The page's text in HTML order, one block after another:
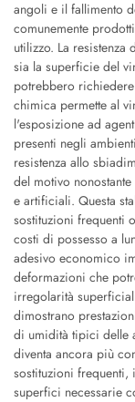
angoli e il fallimento
comunemente
utilizzo. La
sia la superficie del
potrebbero
chimica permette al
l'esposizione ad
presenti negli
resistenza allo
del motivo
e artificiali. Questa
sostituzioni frequenti
costi di possesso a
adesivo economico
deformazioni che
irregolarità
dimostrano
di umidità tipici delle
diventa ancora più
sostituzioni
superfici necessarie